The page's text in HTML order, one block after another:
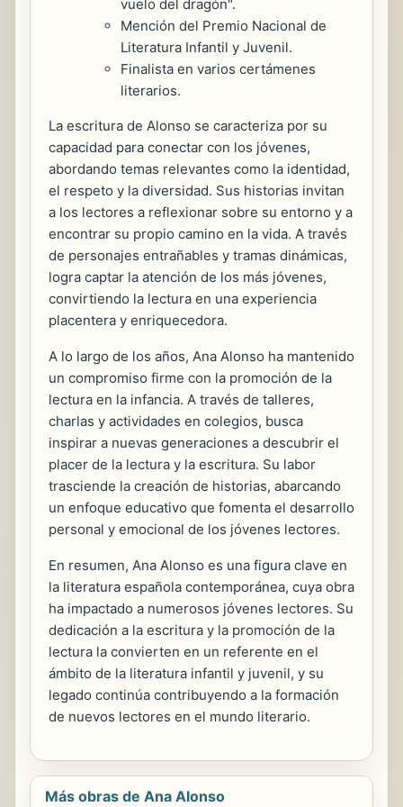
vuelo del dragón".
Mención del Premio Nacional de
Literatura Infantil y Juvenil.
Finalista en varios certámenes
literarios.
La escritura de Alonso se caracteriza por su
capacidad para conectar con los jóvenes,
abordando temas relevantes como la identidad,
el respeto y la diversidad. Sus historias invitan
a los lectores a reflexionar sobre su entorno y a
encontrar su propio camino en la vida. A través
de personajes entrañables y tramas dinámicas,
logra captar la atención de los más jóvenes,
convirtiendo la lectura en una experiencia
placentera y enriquecedora.
A lo largo de los años, Ana Alonso ha mantenido
un compromiso firme con la promoción de la
lectura en la infancia. A través de talleres,
charlas y actividades en colegios, busca
inspirar a nuevas generaciones a descubrir el
placer de la lectura y la escritura. Su labor
trasciende la creación de historias, abarcando
un enfoque educativo que fomenta el desarrollo
personal y emocional de los jóvenes lectores.
En resumen, Ana Alonso es una figura clave en
la literatura española contemporánea, cuya obra
ha impactado a numerosos jóvenes lectores. Su
dedicación a la escritura y la promoción de la
lectura la convierten en un referente en el
ámbito de la literatura infantil y juvenil, y su
legado continúa contribuyendo a la formación
de nuevos lectores en el mundo literario.
Más obras de Ana Alonso